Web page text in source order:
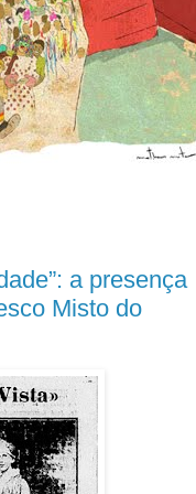
a presença
Misto do